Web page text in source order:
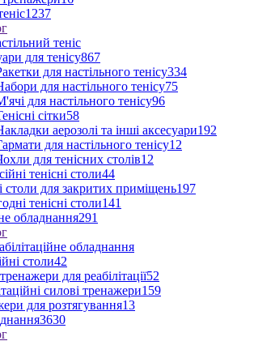
1237
теніс
для тенісу867
для настільного тенісу334
для настільного тенісу75
для настільного тенісу96
сітки58
аерозолі та інші аксесуари192
для настільного тенісу12
для тенісних столів12
тенісні столи44
столи для закритих приміщень197
тенісні столи141
обладнання291
обладнання
столи42
для реабілітації52
силові тренажери159
для розтягування13
3630